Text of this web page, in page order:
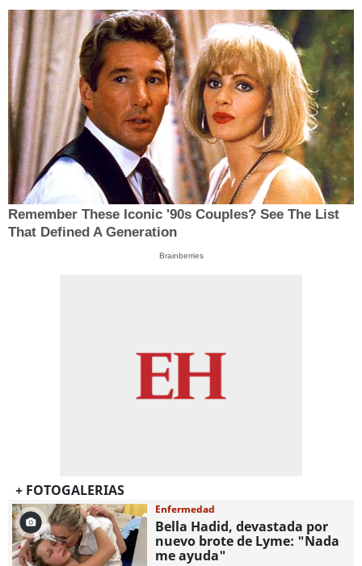
Remember These Iconic '90s Couples? See The List
That Defined A Generation
Brainberries
+ FOTOGALERIAS
Enfermedad
Bella Hadid, devastada por
nuevo brote de Lyme: "Nada
me ayuda"